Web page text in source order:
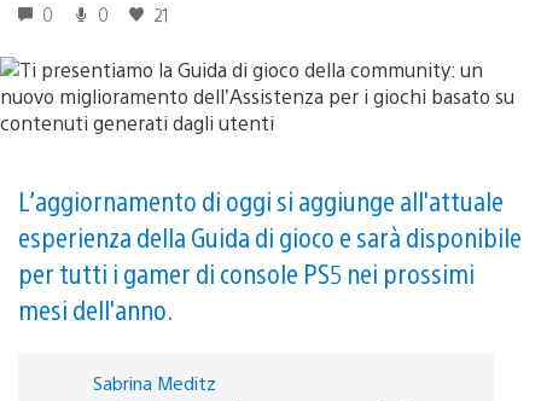
0 0 21
L’aggiornamento di oggi si aggiunge all'attuale
esperienza della Guida di gioco e sarà disponibile
per tutti i gamer di console PS5 nei prossimi
mesi dell'anno.
Sabrina Meditz